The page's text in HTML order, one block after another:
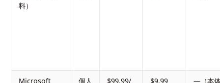
料）
Microsoft 個人 $99.99/ $9.99 —（本